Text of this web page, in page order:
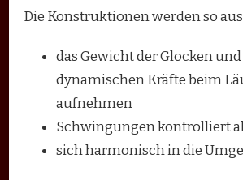
Die Konstruktionen werden so
das Gewicht der Glocken
dynamischen Kräfte beim
aufnehmen
Schwingungen kontrolliert
sich harmonisch in die